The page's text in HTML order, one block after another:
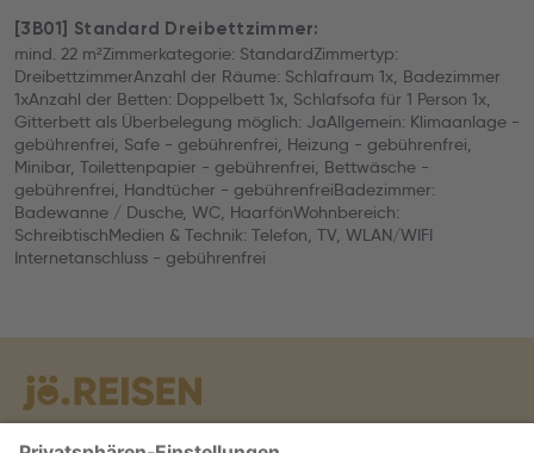
[3B01] Standard Dreibettzimmer:
mind. 22 m²Zimmerkategorie: StandardZimmertyp:
DreibettzimmerAnzahl der Räume: Schlafraum 1x, Badezimmer
1xAnzahl der Betten: Doppelbett 1x, Schlafsofa für 1 Person 1x,
Gitterbett als Überbelegung möglich: JaAllgemein: Klimaanlage -
gebührenfrei, Safe - gebührenfrei, Heizung - gebührenfrei,
Minibar, Toilettenpapier - gebührenfrei, Bettwäsche -
gebührenfrei, Handtücher - gebührenfreiBadezimmer:
Badewanne / Dusche, WC, HaarfönWohnbereich:
SchreibtischMedien & Technik: Telefon, TV, WLAN/WIFI
Internetanschluss - gebührenfrei